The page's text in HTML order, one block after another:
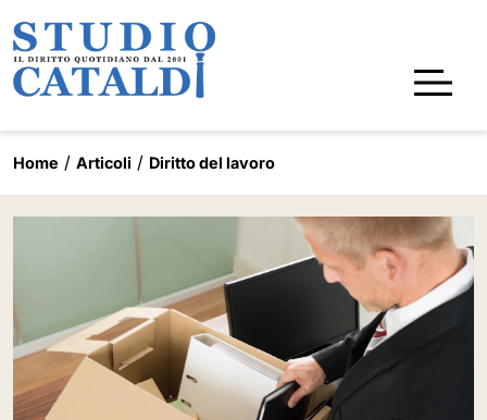
Home Articoli Diritto del lavoro